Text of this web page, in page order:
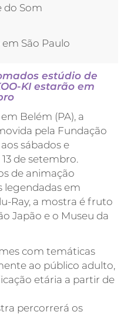
do Som
São Paulo
estúdio de
KI estarão em
Belém (PA), a
pela Fundação
sábados e
de setembro.
de animação
legendadas em
Ray, a mostra é fruto
Japão e o Museu da
com temáticas
ao público adulto,
etária a partir de
percorrerá os